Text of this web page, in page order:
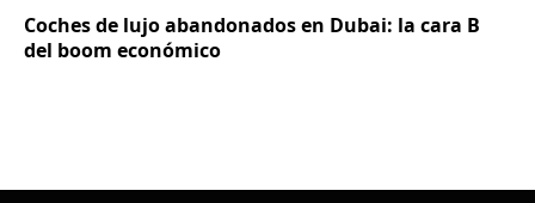
Coches de lujo abandonados en Dubai: la cara B
del boom económico